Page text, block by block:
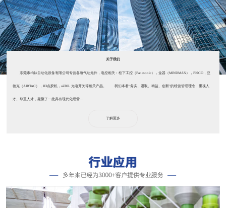
关于我们
东莞市均钛自动化设备有限公司专营各项气动元件，电控相关：松下工控（Panasonic），金器（MINDMAN），PISCO，亚
德克（AIRTAC），IEI点胶机，aZBIL 光电开关等相关产品。 我们本着“务实、进取、精益、创新”的经营管理理念，重视人
才、尊重人才，凝聚了一批具有现代化经营...
了解更多